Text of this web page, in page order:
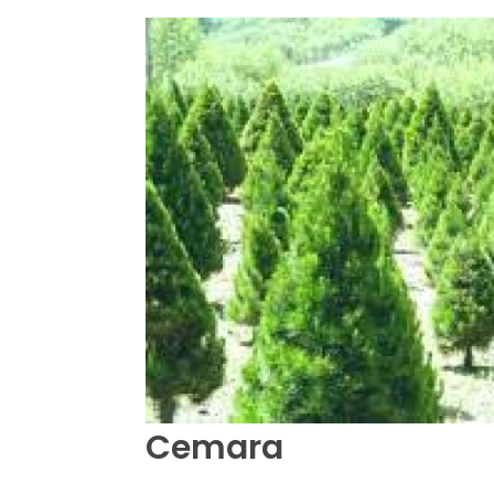
Cemara